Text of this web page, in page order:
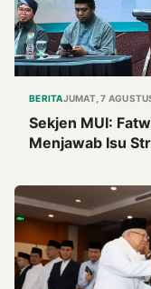
BERITAJUMAT, 7
Sekjen MUI:
Menjawab Isu